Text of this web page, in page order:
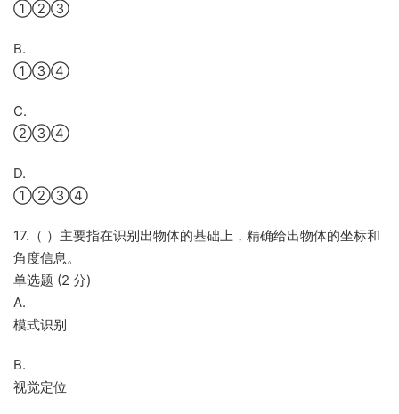
①②③
B.
①③④
C.
②③④
D.
①②③④
17.（ ）主要指在识别出物体的基础上，精确给出物体的坐标和
角度信息。
单选题 (2 分)
A.
模式识别
B.
视觉定位